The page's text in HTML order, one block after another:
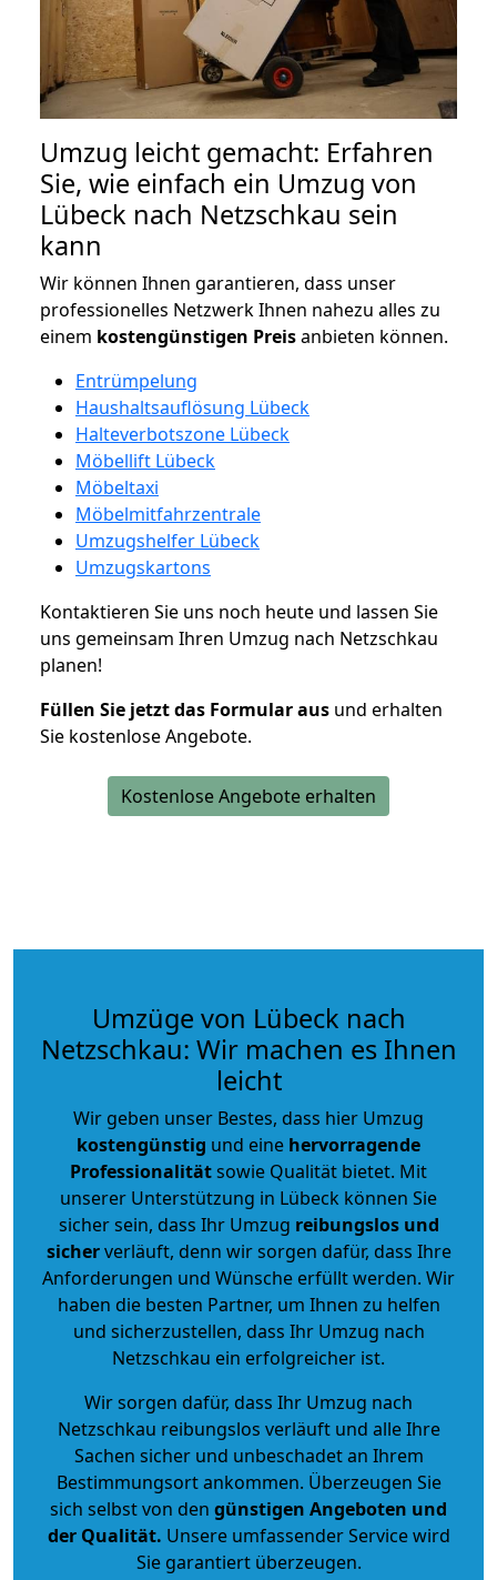
Umzug leicht gemacht: Erfahren
Sie, wie einfach ein Umzug von
Lübeck nach Netzschkau sein
kann
Wir können Ihnen garantieren, dass unser
professionelles Netzwerk Ihnen nahezu alles zu
einem kostengünstigen Preisanbieten können.
Entrümpelung
Haushaltsauflösung Lübeck
Halteverbotszone Lübeck
Möbellift Lübeck
Möbeltaxi
Möbelmitfahrzentrale
Umzugshelfer Lübeck
Umzugskartons
Kontaktieren Sie uns noch heute und lassen Sie
uns gemeinsam Ihren Umzug nach Netzschkau
planen!
Füllen Sie jetzt das Formular aus und erhalten
Sie kostenlose Angebote.
Kostenlose Angebote erhalten
Umzüge von Lübeck nach
Netzschkau: Wir machen es Ihnen
leicht
Wir geben unser Bestes, dass hier Umzug
kostengünstig und eine hervorragende
Professionalitätsowie Qualität bietet. Mit
unserer Unterstützung in Lübeck können Sie
sicher sein, dass Ihr Umzug reibungslos und
sicherverläuft, denn wir sorgen dafür, dass Ihre
Anforderungen und Wünsche erfüllt werden. Wir
haben die besten Partner, um Ihnen zu helfen
und sicherzustellen, dass Ihr Umzug nach
Netzschkau ein erfolgreicher ist.
Wir sorgen dafür, dass Ihr Umzug nach
Netzschkau reibungslos verläuft und alle Ihre
Sachen sicher und unbeschadet an Ihrem
Bestimmungsort ankommen. Überzeugen Sie
sich selbst von den günstigen Angeboten und
der Qualität. Unsere umfassender Service wird
Sie garantiert überzeugen.